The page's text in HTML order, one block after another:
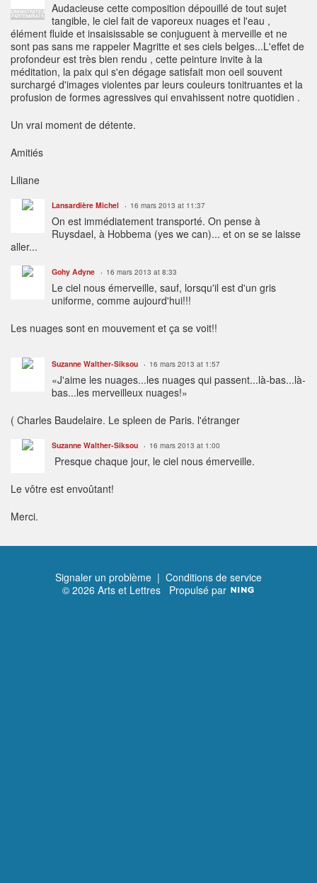
ADMINISTRATEUR
PARTENARIATS
Audacieuse cette composition dépouillé de tout sujet
tangible, le ciel fait de vaporeux nuages et l'eau ,
élément fluide et insaisissable se conjuguent à merveille et ne
sont pas sans me rappeler Magritte et ses ciels belges...L'effet de
profondeur est très bien rendu , cette peinture invite à la
méditation, la paix qui s'en dégage satisfait mon oeil souvent
surchargé d'images violentes par leurs couleurs tonitruantes et la
profusion de formes agressives qui envahissent notre quotidien .
Un vrai moment de détente.
Amitiés
Liliane
Lansardière Michel 16 mars 2013 at 11:37
On est immédiatement transporté. On pense à
Ruysdael, à Hobbema (yes we can)... et on se se laisse
aller...
Gohy Adyne 16 mars 2013 at 8:33
Le ciel nous émerveille, sauf, lorsqu'il est d'un gris
uniforme, comme aujourd'hui!!!
Les nuages sont en mouvement et ça se voit!!
Suzanne Walther-Siksou 16 mars 2013 at 1:57
«J'aime les nuages...les nuages qui passent...là-bas...là-
bas...les merveilleux nuages!»
( Charles Baudelaire. Le spleen de Paris. l'étranger
Suzanne Walther-Siksou 16 mars 2013 at 1:00
Presque chaque jour, le ciel nous émerveille.
Le vôtre est envoûtant!
Merci.
Signaler un problème | Conditions de service
© 2026 Arts et Lettres Propulsé par